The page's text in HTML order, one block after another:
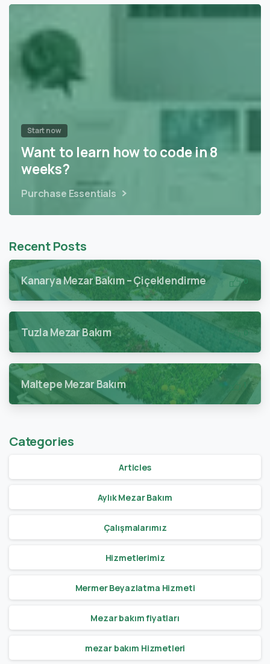
Start now
Want to learn how to code in 8
weeks?
Purchase Essentials
Recent Posts
Kanarya Mezar Bakım – Çiçeklendirme 0
Tuzla Mezar Bakım 0
Maltepe Mezar Bakım
Categories
Articles
Aylık Mezar Bakım
Çalışmalarımız
Hizmetlerimiz
Mermer Beyazlatma Hizmeti
Mezar bakım fiyatları
mezar bakım Hizmetleri